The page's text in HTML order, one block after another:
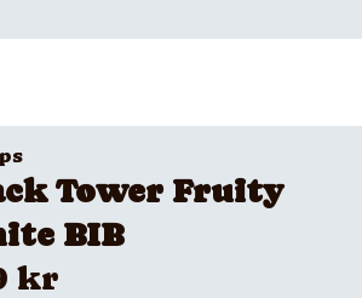
Tower Fruity
BIB
kr